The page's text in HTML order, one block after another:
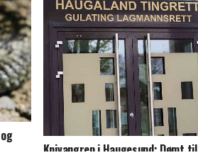
Knivangrep i Haugesund: Dømt til